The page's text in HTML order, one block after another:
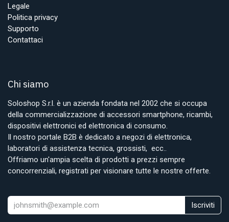
Legale
Politica privacy
Supporto
Contattaci
Chi siamo
Soloshop S.r.l. è un azienda fondata nel 2002 che si occupa
della commercializzazione di accessori smartphone, ricambi,
dispositivi elettronici ed elettronica di consumo.
Il nostro portale B2B è dedicato a negozi di elettronica,
laboratori di assistenza tecnica, grossisti, ecc..
Offriamo un'ampia scelta di prodotti a prezzi sempre
concorrenziali, registrati per visionare tutte le nostre offerte.
Iscriviti